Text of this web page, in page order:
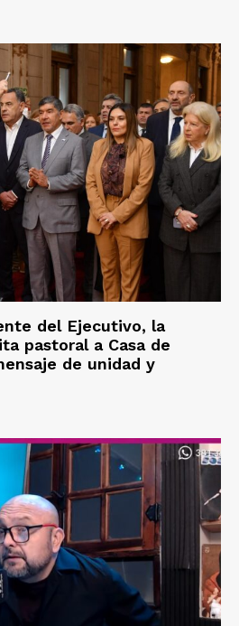
del Ejecutivo, la
pastoral a Casa de
de unidad y